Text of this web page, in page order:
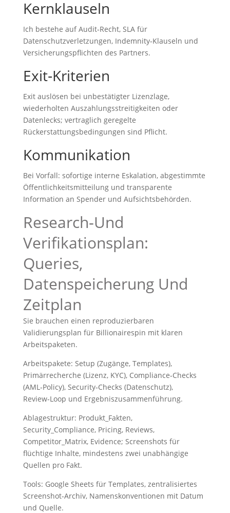
Kernklauseln
Ich bestehe auf Audit‑Recht, SLA für
Datenschutzverletzungen, Indemnity‑Klauseln und
Versicherungspflichten des Partners.
Exit‑Kriterien
Exit auslösen bei unbestätigter Lizenzlage,
wiederholten Auszahlungsstreitigkeiten oder
Datenlecks; vertraglich geregelte
Rückerstattungsbedingungen sind Pflicht.
Kommunikation
Bei Vorfall: sofortige interne Eskalation, abgestimmte
Öffentlichkeitsmitteilung und transparente
Information an Spender und Aufsichtsbehörden.
Research‑Und
Verifikationsplan:
Queries,
Datenspeicherung Und
Zeitplan
Sie brauchen einen reproduzierbaren
Validierungsplan für Billionairespin mit klaren
Arbeitspaketen.
Arbeitspakete: Setup (Zugänge, Templates),
Primärrecherche (Lizenz, KYC), Compliance‑Checks
(AML‑Policy), Security‑Checks (Datenschutz),
Review‑Loop und Ergebniszusammenführung.
Ablagestruktur: Produkt_Fakten,
Security_Compliance, Pricing, Reviews,
Competitor_Matrix, Evidence; Screenshots für
flüchtige Inhalte, mindestens zwei unabhängige
Quellen pro Fakt.
Tools: Google Sheets für Templates, zentralisiertes
Screenshot‑Archiv, Namenskonventionen mit Datum
und Quelle.